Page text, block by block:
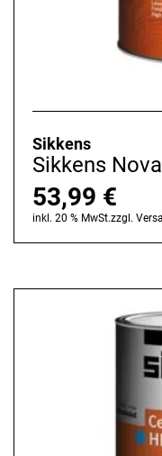
Sikkens
Sikkens
53,99 €
inkl. 20 % MwSt.zzgl.